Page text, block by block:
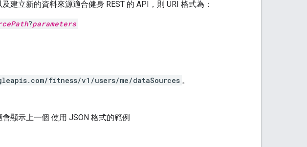
建立新的資料來源適合健身 REST 的 API，則 URI 格式為：
?parameters
fitness/v1/users/me/dataSources 。
顯示上一個 使用 JSON 格式的範例